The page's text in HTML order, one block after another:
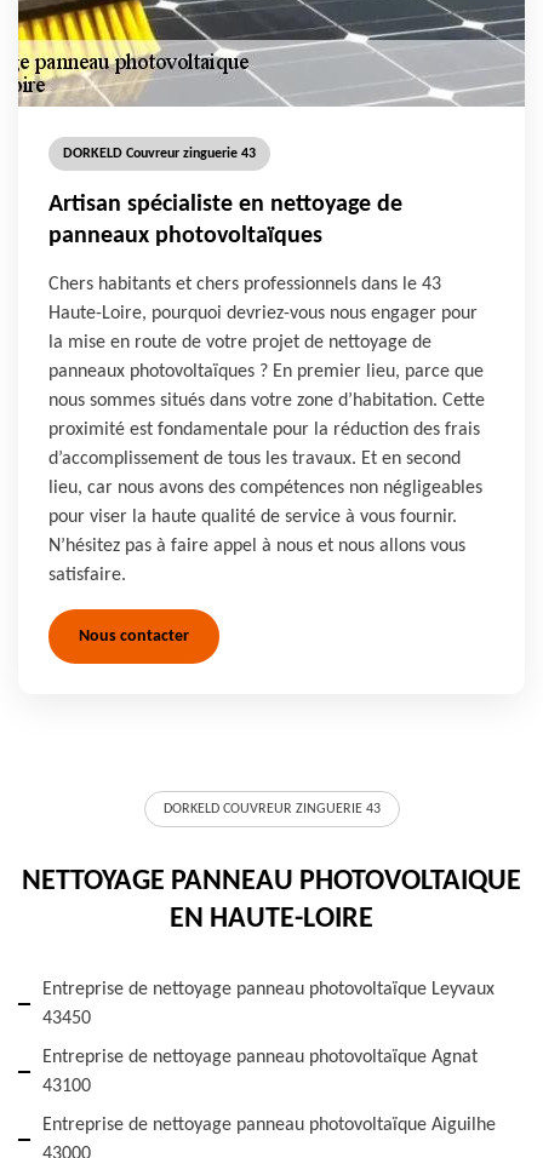
DORKELD Couvreur zinguerie 43
Artisan spécialiste en nettoyage de
panneaux photovoltaïques
Chers habitants et chers professionnels dans le 43
Haute-Loire, pourquoi devriez-vous nous engager pour
la mise en route de votre projet de nettoyage de
panneaux photovoltaïques ? En premier lieu, parce que
nous sommes situés dans votre zone d’habitation. Cette
proximité est fondamentale pour la réduction des frais
d’accomplissement de tous les travaux. Et en second
lieu, car nous avons des compétences non négligeables
pour viser la haute qualité de service à vous fournir.
N’hésitez pas à faire appel à nous et nous allons vous
satisfaire.
Nous contacter
DORKELD COUVREUR ZINGUERIE 43
NETTOYAGE PANNEAU PHOTOVOLTAIQUE
EN HAUTE-LOIRE
Entreprise de nettoyage panneau photovoltaïque Leyvaux
43450
Entreprise de nettoyage panneau photovoltaïque Agnat
43100
Entreprise de nettoyage panneau photovoltaïque Aiguilhe